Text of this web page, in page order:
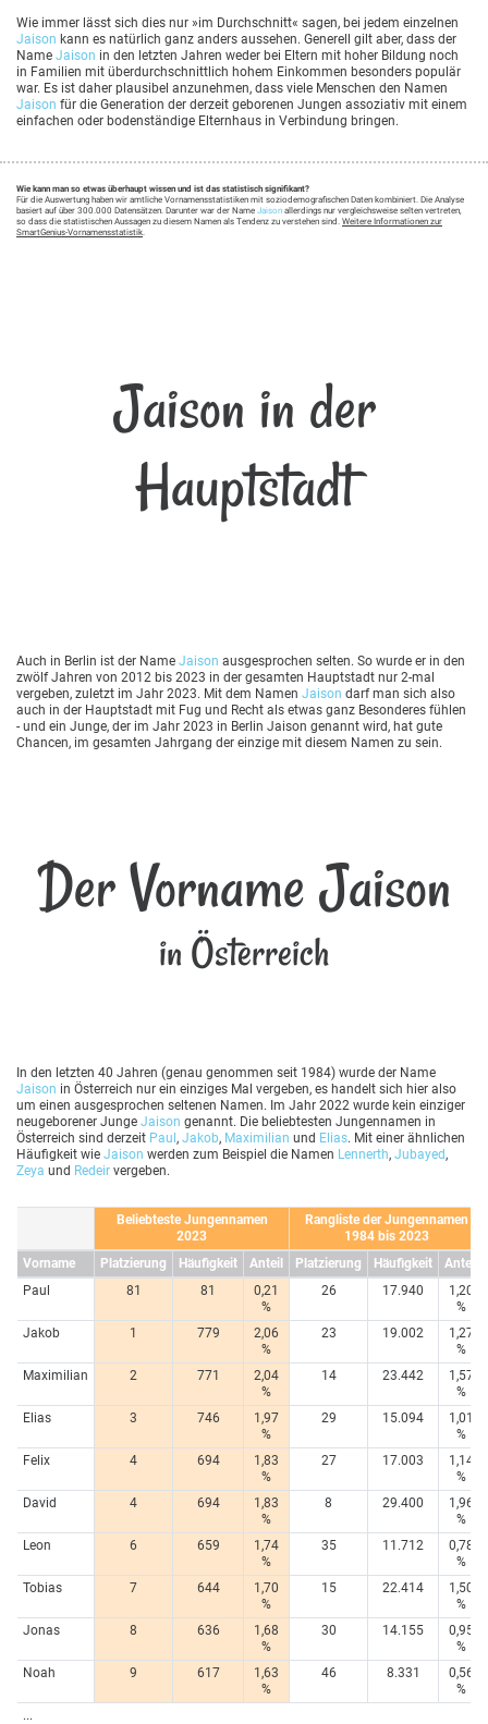
Wie immer lässt sich dies nur »im Durchschnitt« sagen, bei jedem einzelnen
Jaison kann es natürlich ganz anders aussehen. Generell gilt aber, dass der
Name Jaison in den letzten Jahren weder bei Eltern mit hoher Bildung noch
in Familien mit überdurchschnittlich hohem Einkommen besonders populär
war. Es ist daher plausibel anzunehmen, dass viele Menschen den Namen
Jaison für die Generation der derzeit geborenen Jungen assoziativ mit einem
einfachen oder bodenständige Elternhaus in Verbindung bringen.
Wie kann man so etwas überhaupt wissen und ist das statistisch signifikant?
Für die Auswertung haben wir amtliche Vornamensstatistiken mit soziodemografischen Daten kombiniert. Die Analyse
basiert auf über 300.000 Datensätzen. Darunter war der Name Jaison allerdings nur vergleichsweise selten vertreten,
so dass die statistischen Aussagen zu diesem Namen als Tendenz zu verstehen sind. Weitere Informationen zur
SmartGenius-Vornamensstatistik.
Jaison in der
Hauptstadt
Auch in Berlin ist der Name Jaison ausgesprochen selten. So wurde er in den
zwölf Jahren von 2012 bis 2023 in der gesamten Hauptstadt nur 2-mal
vergeben, zuletzt im Jahr 2023. Mit dem Namen Jaison darf man sich also
auch in der Hauptstadt mit Fug und Recht als etwas ganz Besonderes fühlen
- und ein Junge, der im Jahr 2023 in Berlin Jaison genannt wird, hat gute
Chancen, im gesamten Jahrgang der einzige mit diesem Namen zu sein.
Der Vorname Jaison
in Österreich
In den letzten 40 Jahren (genau genommen seit 1984) wurde der Name
Jaison in Österreich nur ein einziges Mal vergeben, es handelt sich hier also
um einen ausgesprochen seltenen Namen. Im Jahr 2022 wurde kein einziger
neugeborener Junge Jaison genannt. Die beliebtesten Jungennamen in
Österreich sind derzeit Paul, Jakob, Maximilian und Elias. Mit einer ähnlichen
Häufigkeit wie Jaison werden zum Beispiel die Namen Lennerth, Jubayed,
Zeya und Redeir vergeben.
Beliebteste Jungennamen
2023
Rangliste der Jungennamen
1984 bis 2023
Vorname
Platzierung Häufigkeit Anteil Platzierung Häufigkeit
Anteil
Paul
81 81
0,21
%
26 17.940
1,20
%
Jakob
1 779
2,06
%
23 19.002
1,27
%
Maximilian
2 771
2,04
%
14 23.442
1,57
%
Elias
3 746
1,97
%
29 15.094
1,01
%
Felix
4 694
1,83
%
27 17.003
1,14
%
David
4 694
1,83
%
8 29.400
1,96
%
Leon
6 659
1,74
%
35 11.712
0,78
%
Tobias
7 644
1,70
%
15 22.414
1,50
%
Jonas
8 636
1,68
%
30 14.155
0,95
%
Noah
9 617
1,63
%
46 8.331
0,56
%
...